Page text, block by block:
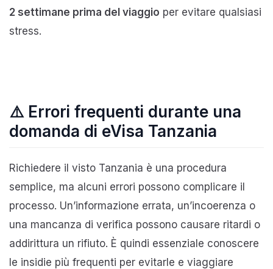
2 settimane prima del viaggio per evitare qualsiasi
stress.
⚠️ Errori frequenti durante una
domanda di eVisa Tanzania
Richiedere il visto Tanzania è una procedura
semplice, ma alcuni errori possono complicare il
processo. Un’informazione errata, un’incoerenza o
una mancanza di verifica possono causare ritardi o
addirittura un rifiuto. È quindi essenziale conoscere
le insidie più frequenti per evitarle e viaggiare